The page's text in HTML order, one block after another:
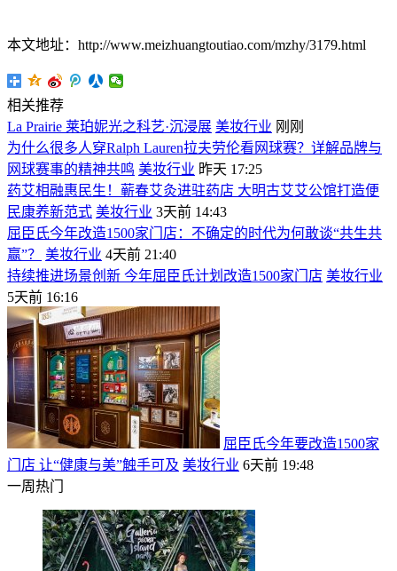
本文地址：http://www.meizhuangtoutiao.com/mzhy/3179.html
相关推荐
La Prairie 莱珀妮光之科艺·沉浸展 美妆行业 刚刚
为什么很多人穿Ralph Lauren拉夫劳伦看网球赛？详解品牌与
网球赛事的精神共鸣 美妆行业 昨天 17:25
药艾相融惠民生！蕲春艾灸进驻药店 大明古艾艾公馆打造便
民康养新范式 美妆行业 3天前 14:43
屈臣氏今年改造1500家门店：不确定的时代为何敢谈“共生共
赢”？
美妆行业 4天前 21:40
持续推进场景创新 今年屈臣氏计划改造1500家门店 美妆行业
5天前 16:16
屈臣氏今年要改造1500家
门店 让“健康与美”触手可及 美妆行业 6天前 19:48
一周热门